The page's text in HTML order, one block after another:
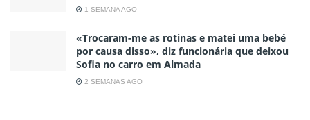
1 SEMANA AGO
«Trocaram-me as rotinas e matei uma bebé
por causa disso», diz funcionária que deixou
Sofia no carro em Almada
2 SEMANAS AGO